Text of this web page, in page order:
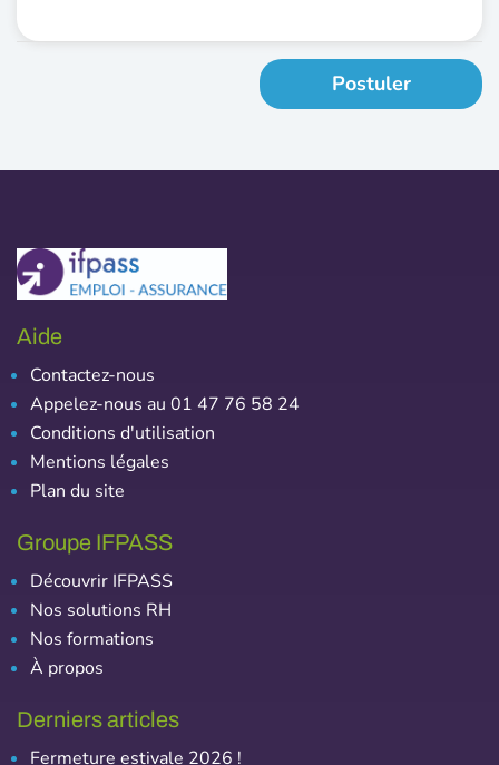
Postuler
Aide
Contactez-nous
Appelez-nous au 01 47 76 58 24
Conditions d'utilisation
Mentions légales
Plan du site
Groupe IFPASS
Découvrir IFPASS
Nos solutions RH
Nos formations
À propos
Derniers articles
Fermeture estivale 2026 !